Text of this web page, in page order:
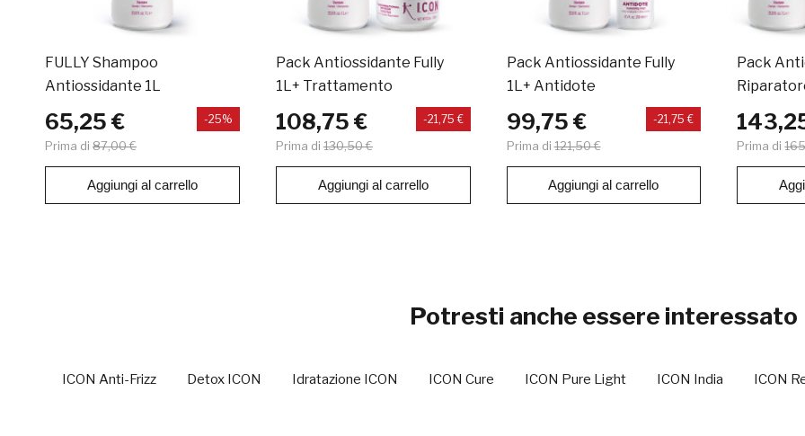
FULLY Shampoo
Antiossidante 1L
65,25 €
Prima di 87,00 €
-25%
Aggiungi al carrello
Pack Antiossidante Fully
1L+ Trattamento
108,75 €
Prima di 130,50 €
-21,75 €
Aggiungi al carrello
Pack Antiossidante Fully
1L+ Antidote
99,75 €
Prima di 121,50 €
-21,75 €
Aggiungi al carrello
Pack
Antidote
Prima di
Potresti anche essere interessato
ICON Anti-Frizz Detox ICON Idratazione ICON ICON Cure ICON Pure Light ICON India ICON